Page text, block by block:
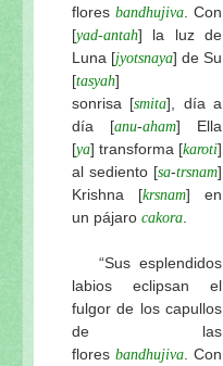
flores bandhujiva . Con
[yad-antah] la luz de
Luna [jyotsnaya] de Su
[tasyah]
sonrisa [smita], día a
día [anu-aham] Ella
[ya] transforma [karoti]
al sediento [sa-trsnam]
Krishna [krsnam] en
un pájaro cakora
“Sus esplendidos
labios eclipsan el
fulgor de los capullos
de las
flores bandhujiva . Con